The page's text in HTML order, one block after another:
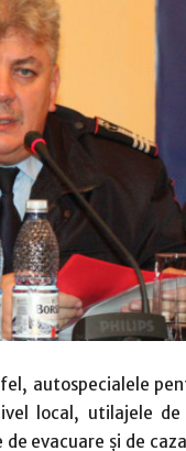
autospecialele
local, utilajele
evacuare şi de